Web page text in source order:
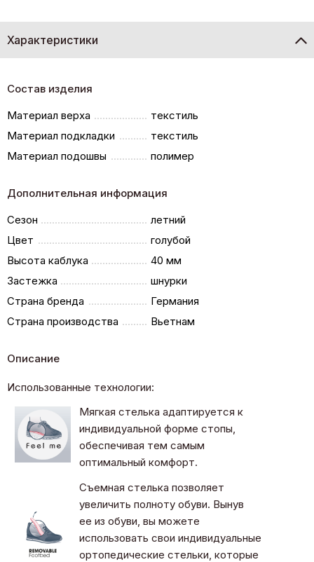
Характеристики
Состав изделия
Материал верха
текстиль
Материал подкладки
текстиль
Материал подошвы
полимер
Дополнительная информация
Сезон
летний
Цвет
голубой
Высота каблука
40 мм
Застежка
шнурки
Страна бренда
Германия
Страна производства
Вьетнам
Описание
Использованные технологии:
Мягкая стелька адаптируется к
индивидуальной форме стопы,
обеспечивая тем самым
оптимальный комфорт.
Съемная стелька позволяет
увеличить полноту обуви. Вынув
ее из обуви, вы можете
использовать свои индивидуальные
ортопедические стельки, которые